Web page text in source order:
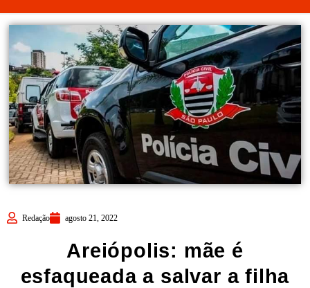
Redação agosto 21, 2022
Areiópolis: mãe é
esfaqueada a salvar a filha